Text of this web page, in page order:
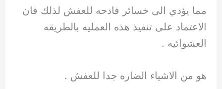
مما يؤدي الى خسائر فادحه للعفش لذلك فان
الاعتماد على تنفيذ هذه العمليه بالطريقه
العشوائيه .
هو من الاشياء الضاره جدا للعفش .